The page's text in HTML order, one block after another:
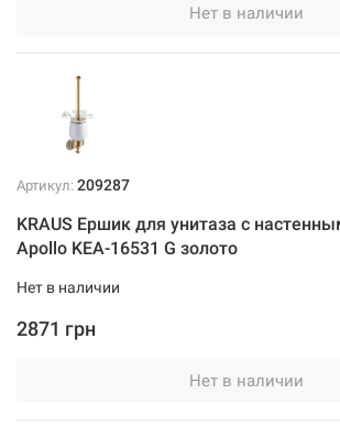
Нет в наличии
Артикул: 209287
KRAUS Ершик для унитаза с
Apollo KEA-16531 G золото
Нет в наличии
2871 грн
Нет в наличии